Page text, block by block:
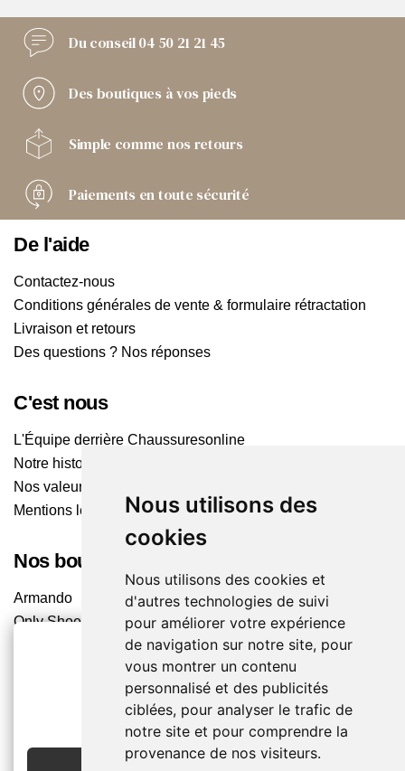
Nous utilisons des
cookies
Nous utilisons des cookies et
d'autres technologies de suivi
pour améliorer votre expérience
de navigation sur notre site, pour
vous montrer un contenu
personnalisé et des publicités
ciblées, pour analyser le trafic de
notre site et pour comprendre la
provenance de nos visiteurs.
2€ OFFERTS
EN CRÉANT UN COMPTE
JE CRÉE MON COMPTE
Du conseil04 50 21 21 45
Des boutiques à vos pieds
Simple comme nos retours
Paiements en toute sécurité
De l'aide
Contactez-nous
Conditions générales de vente & formulaire rétractation
Livraison et retours
Des questions ? Nos réponses
C'est nous
L'Équipe derrière Chaussuresonline
Notre histoire
Nos valeurs
Mentions légales
Nos boutiques
Armando
Only Shoes
Trouvez le magasin le plus proche
Chaussuresonline sur les Médias sociaux